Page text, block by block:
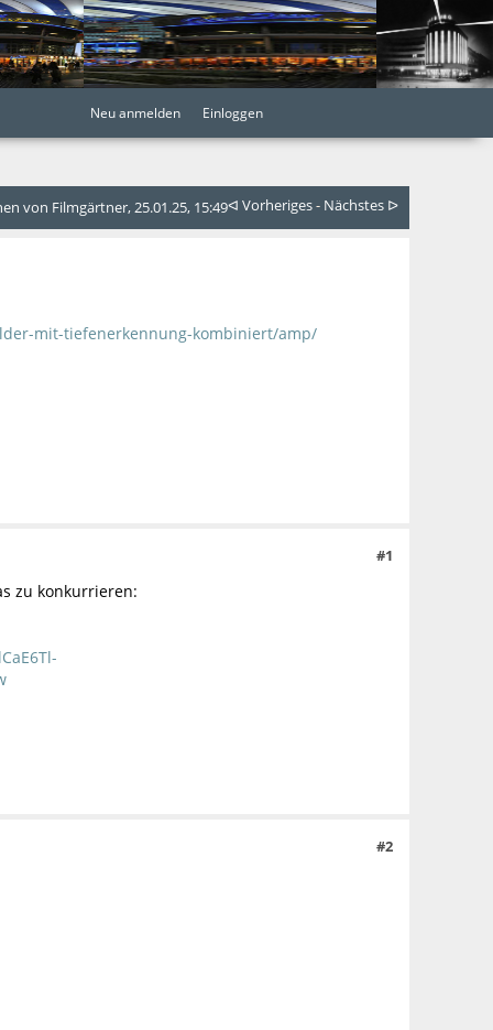
Neu anmelden Einloggen
von Filmgärtner, 25.01.25, 15:49ᐊ Vorheriges- Nächstes ᐅ
mit-tiefenerkennung-kombiniert/amp/
#1
zu konkurrieren:
#2